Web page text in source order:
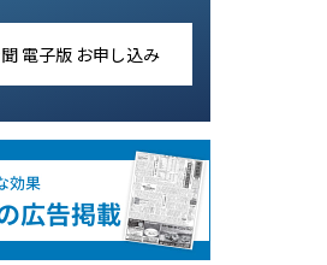
電子版 お申し込み